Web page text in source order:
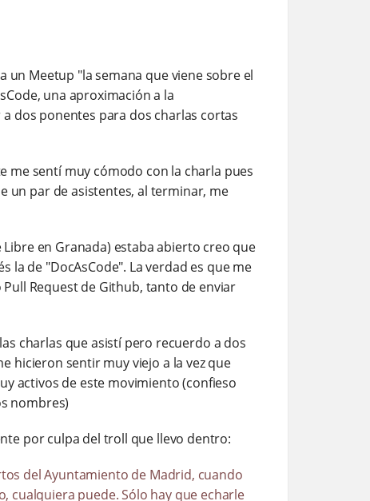
Meetup "la semana que viene sobre el
una aproximación a la
dos ponentes para dos charlas cortas
me sentí muy cómodo con la charla pues
un par de asistentes, al terminar, me
en Granada) estaba abierto creo que
de "DocAsCode". La verdad es que me
Request de Github, tanto de enviar
charlas que asistí pero recuerdo a dos
hicieron sentir muy viejo a la vez que
activos de este movimiento (confieso
nombres)
por culpa del troll que llevo dentro:
del Ayuntamiento de Madrid, cuando
cualquiera puede. Sólo hay que echarle